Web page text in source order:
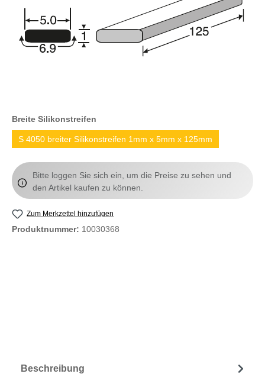
Breite Silikonstreifen
S 4050 breiter Silikonstreifen 1mm x 5mm x 125mm
Bitte loggen Sie sich ein, um die Preise zu sehen und
den Artikel kaufen zu können.
Zum Merkzettel hinzufügen
Produktnummer: 10030368
Beschreibung